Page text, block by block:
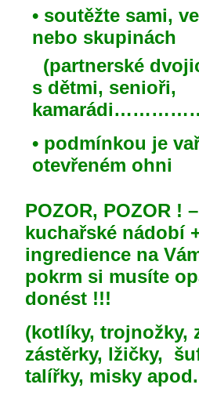
• soutěžte sami,
nebo skupinách
(partnerské
s dětmi, senioři,
• podmínkou je
otevřeném ohni
POZOR, POZOR !
kuchařské nádobí
ingredience na
pokrm si musíte
donést !!!
(kotlíky, trojnožky,
zástěrky, lžičky,
talířky, misky